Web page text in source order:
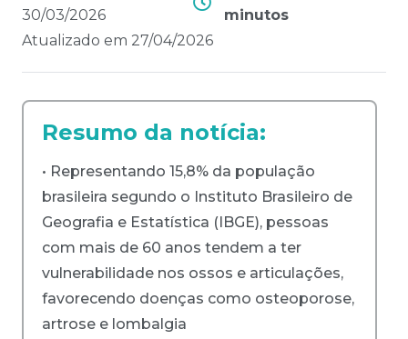
30/03/2026
minutos
Atualizado em 27/04/2026
Resumo da notícia:
• Representando 15,8% da população
brasileira segundo o Instituto Brasileiro de
Geografia e Estatística (IBGE), pessoas
com mais de 60 anos tendem a ter
vulnerabilidade nos ossos e articulações,
favorecendo doenças como osteoporose,
artrose e lombalgia